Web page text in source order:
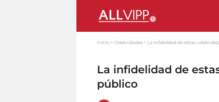
Inicio Celebridades La infidelidad de estas
La infidelidad de
público